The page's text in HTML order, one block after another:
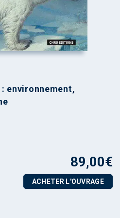
environnement,
89,00€
ACHETER L'OUVRAGE